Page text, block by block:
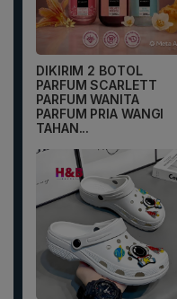
DIKIRIM 2 BOTOL
PARFUM SCARLETT
PARFUM WANITA
PARFUM PRIA WANGI
TAHAN...